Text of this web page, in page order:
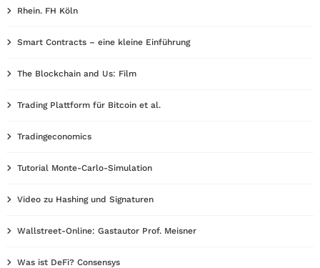
Rhein. FH Köln
Smart Contracts – eine kleine Einführung
The Blockchain and Us: Film
Trading Plattform für Bitcoin et al.
Tradingeconomics
Tutorial Monte-Carlo-Simulation
Video zu Hashing und Signaturen
Wallstreet-Online: Gastautor Prof. Meisner
Was ist DeFi? Consensys